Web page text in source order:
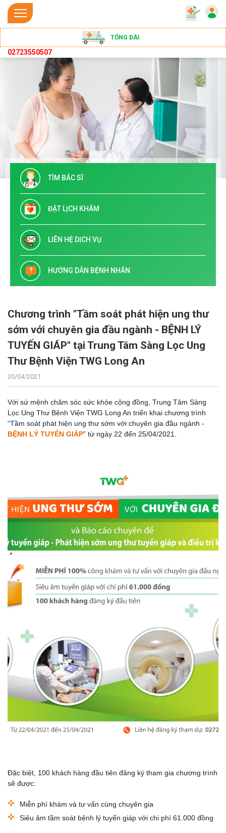
TỔNG ĐÀI
02723550507
TÌM BÁC SĨ
ĐẶT LỊCH KHÁM
LIÊN HỆ DỊCH VỤ
HƯỚNG DẪN BỆNH NHÂN
Chương trình "Tầm soát phát hiện ung thư
sớm với chuyên gia đầu ngành - BỆNH LÝ
TUYẾN GIÁP" tại Trung Tâm Sàng Lọc Ung
Thư Bệnh Viện TWG Long An
20/04/2021
Với sứ mệnh chăm sóc sức khỏe cộng đồng, Trung Tâm Sàng
Lọc Ung Thư Bệnh Viện TWG Long An triển khai chương trình
“Tầm soát phát hiện ung thư sớm với chuyên gia đầu ngành -
BỆNH LÝ TUYẾN GIÁP” từ ngày 22 đến 25/04/2021.
Đặc biệt, 100 khách hàng đầu tiên đăng ký tham gia chương trình
sẽ được:
Miễn phí khám và tư vấn cùng chuyên gia
Siêu âm tầm soát bệnh lý tuyến giáp với chi phí 61.000 đồng